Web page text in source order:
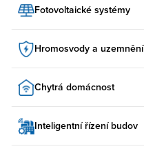
Fotovoltaické systémy
Hromosvody a uzemnění
Chytrá domácnost
Inteligentní řízení budov